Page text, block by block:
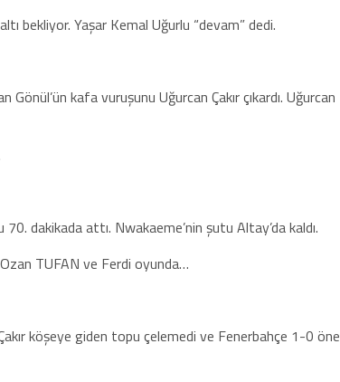
bekliyor. Yaşar Kemal Uğurlu “devam” dedi.
kafa vuruşunu Uğurcan Çakır çıkardı. Uğurcan
dakikada attı. Nwakaeme’nin şutu Altay’da kaldı.
TUFAN ve Ferdi oyunda…
köşeye giden topu çelemedi ve Fenerbahçe 1-0 öne